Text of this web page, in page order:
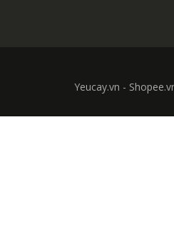
Yeucay.vn -